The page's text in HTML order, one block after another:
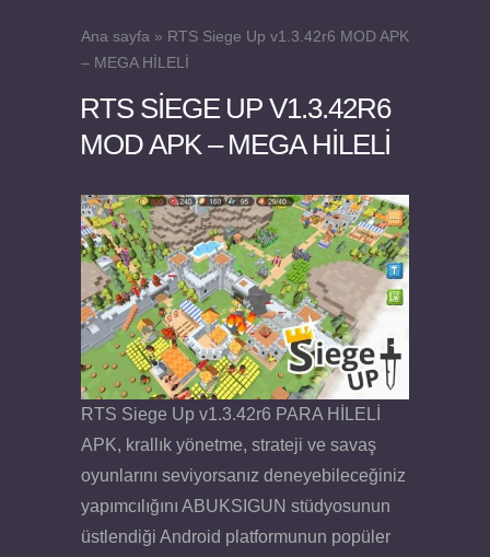
Felix the Reaper v1.25 FULL APK
Ana sayfa » RTS Siege Up v1.3.42r6 MOD APK
– MEGA HİLELİ
RTS SIEGE UP V1.3.42R6
MOD APK – MEGA HİLELİ
RTS Siege Up v1.3.42r6 PARA HİLELİ
APK, krallık yönetme, strateji ve savaş
oyunlarını seviyorsanız deneyebileceğiniz
yapımcılığını ABUKSIGUN stüdyosunun
üstlendiği Android platformunun popüler